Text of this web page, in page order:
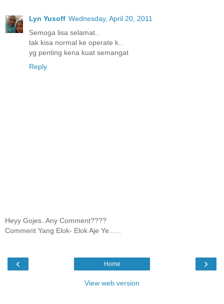
Lyn Yusoff Wednesday, April 20, 2011
Semoga lisa selamat..
tak kisa normal ke operate k..
yg penting kena kuat semangat
Reply
Heyy Gojes..Any Comment????
Comment Yang Elok- Elok Aje Ye......
‹ ›
Home
View web version